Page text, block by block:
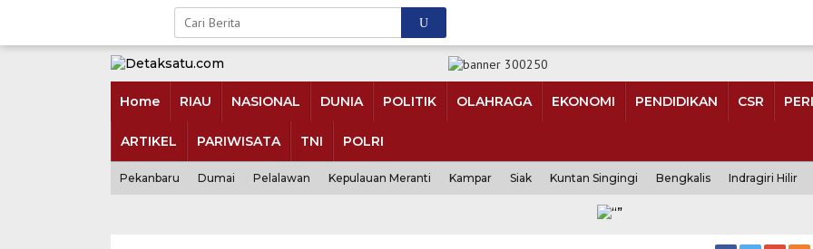
Home RIAU NASIONAL DUNIA POLITIK OLAHRAGA EKONOMI PENDIDIKAN CSR
ARTIKEL PARIWISATA TNI POLRI
Pekanbaru Dumai Pelalawan Kepulauan Meranti Kampar Siak Kuntan Singingi Bengkalis Indragiri Hilir